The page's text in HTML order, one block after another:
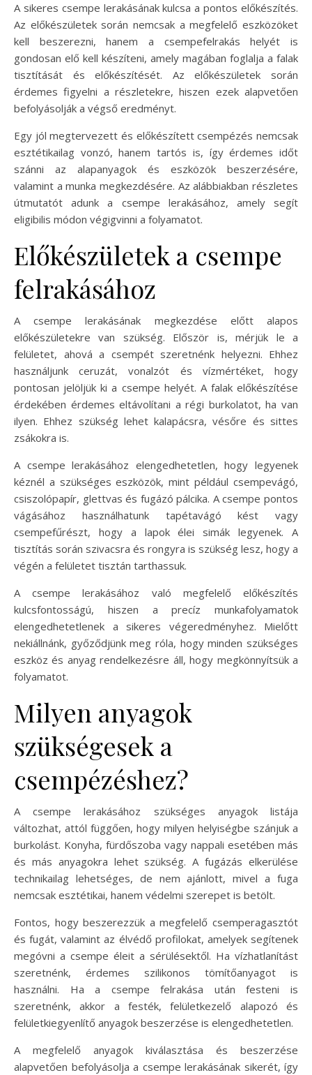
A sikeres csempe lerakásának kulcsa a pontos előkészítés.
Az előkészületek során nemcsak a megfelelő eszközöket
kell beszerezni, hanem a csempefelrakás helyét is
gondosan elő kell készíteni, amely magában foglalja a falak
tisztítását és előkészítését. Az előkészületek során
érdemes figyelni a részletekre, hiszen ezek alapvetően
befolyásolják a végső eredményt.
Egy jól megtervezett és előkészített csempézés nemcsak
esztétikailag vonzó, hanem tartós is, így érdemes időt
szánni az alapanyagok és eszközök beszerzésére,
valamint a munka megkezdésére. Az alábbiakban részletes
útmutatót adunk a csempe lerakásához, amely segít
eligibilis módon végigvinni a folyamatot.
Előkészületek a csempe
felrakásához
A csempe lerakásának megkezdése előtt alapos
előkészületekre van szükség. Először is, mérjük le a
felületet, ahová a csempét szeretnénk helyezni. Ehhez
használjunk ceruzát, vonalzót és vízmértéket, hogy
pontosan jelöljük ki a csempe helyét. A falak előkészítése
érdekében érdemes eltávolítani a régi burkolatot, ha van
ilyen. Ehhez szükség lehet kalapácsra, vésőre és sittes
zsákokra is.
A csempe lerakásához elengedhetetlen, hogy legyenek
kéznél a szükséges eszközök, mint például csempevágó,
csiszolópapír, glettvas és fugázó pálcika. A csempe pontos
vágásához használhatunk tapétavágó kést vagy
csempefűrészt, hogy a lapok élei simák legyenek. A
tisztítás során szivacsra és rongyra is szükség lesz, hogy a
végén a felületet tisztán tarthassuk.
A csempe lerakásához való megfelelő előkészítés
kulcsfontosságú, hiszen a precíz munkafolyamatok
elengedhetetlenek a sikeres végeredményhez. Mielőtt
nekiállnánk, győződjünk meg róla, hogy minden szükséges
eszköz és anyag rendelkezésre áll, hogy megkönnyítsük a
folyamatot.
Milyen anyagok
szükségesek a
csempézéshez?
A csempe lerakásához szükséges anyagok listája
változhat, attól függően, hogy milyen helyiségbe szánjuk a
burkolást. Konyha, fürdőszoba vagy nappali esetében más
és más anyagokra lehet szükség. A fugázás elkerülése
technikailag lehetséges, de nem ajánlott, mivel a fuga
nemcsak esztétikai, hanem védelmi szerepet is betölt.
Fontos, hogy beszerezzük a megfelelő csemperagasztót
és fugát, valamint az élvédő profilokat, amelyek segítenek
megóvni a csempe éleit a sérülésektől. Ha vízhatlanítást
szeretnénk, érdemes szilikonos tömítőanyagot is
használni. Ha a csempe felrakása után festeni is
szeretnénk, akkor a festék, felületkezelő alapozó és
felületkiegyenlítő anyagok beszerzése is elengedhetetlen.
A megfelelő anyagok kiválasztása és beszerzése
alapvetően befolyásolja a csempe lerakásának sikerét, így